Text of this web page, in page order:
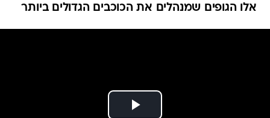
אלו הגופים שמנהלים את הכוכבים הגדולים ביותר